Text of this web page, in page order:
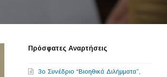
Πρόσφατες Αναρτήσεις
3o Συνέδριο “Βιοηθικά Διλήμματα”,